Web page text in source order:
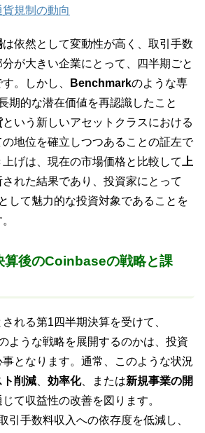
規制の動向
は依然として変動性が高く、取引手数
が大きい企業にとって、四半期ごと
。しかし、
Benchmarkのような専
期的な潜在価値を再認識したこと
という新しいアセットクラスにおける
の地位を確立しつつあることの証左で
げは、現在の市場価格と比較して
上
された結果であり、投資家にとって
して魅力的な投資対象であることを
算後のCoinbaseの戦略と課
される第1四半期決算を受けて、
ような戦略を展開するのかは、投資
となります。通常、このような状況
ト削減 効率化、または新規事業の開
て収益性の改善を図ります。
引手数料収入への依存度を低減し、